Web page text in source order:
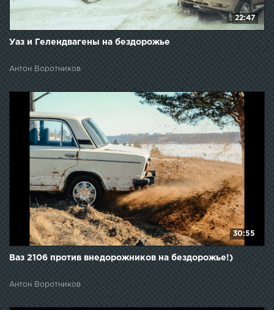
22:47
Уаз и Гелендвагены на бездорожье
Антон Воротников
30:55
Ваз 2106 против внедорожников на бездорожье!)
Антон Воротников